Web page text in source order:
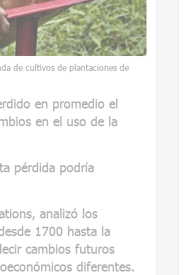
de cultivos de plantaciones de
en promedio el
en el uso de la
pérdida podría
analizó los
1700 hasta la
cambios futuros
diferentes.